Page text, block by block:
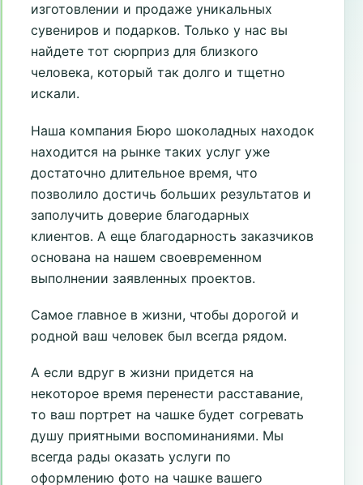
изготовлении и продаже уникальных
сувениров и подарков. Только у нас вы
найдете тот сюрприз для близкого
человека, который так долго и тщетно
искали.
Наша компания Бюро шоколадных находок
находится на рынке таких услуг уже
достаточно длительное время, что
позволило достичь больших результатов и
заполучить доверие благодарных
клиентов. А еще благодарность заказчиков
основана на нашем своевременном
выполнении заявленных проектов.
Самое главное в жизни, чтобы дорогой и
родной ваш человек был всегда рядом.
А если вдруг в жизни придется на
некоторое время перенести расставание,
то ваш портрет на чашке будет согревать
душу приятными воспоминаниями. Мы
всегда рады оказать услуги по
оформлению фото на чашке вашего